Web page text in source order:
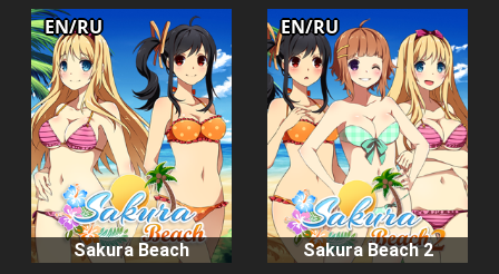
Sakura Beach
EN/RU
Sakura Beach 2
EN/RU